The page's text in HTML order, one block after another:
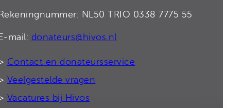
NL50 TRIO 0338 7775 55
mail: donateurs@hivos.nl
Contact en donateursservice
Veelgestelde vragen
Vacatures bij Hivos